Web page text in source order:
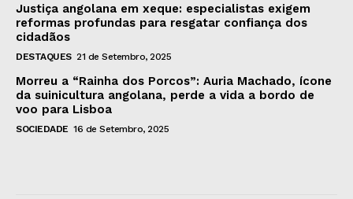
Justiça angolana em xeque: especialistas exigem
reformas profundas para resgatar confiança dos
cidadãos
DESTAQUES 21 de Setembro, 2025
Morreu a “Rainha dos Porcos”: Auria Machado, ícone
da suinicultura angolana, perde a vida a bordo de
voo para Lisboa
SOCIEDADE 16 de Setembro, 2025